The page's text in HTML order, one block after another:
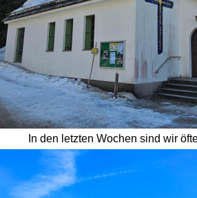
In den letzten Wochen sind wir